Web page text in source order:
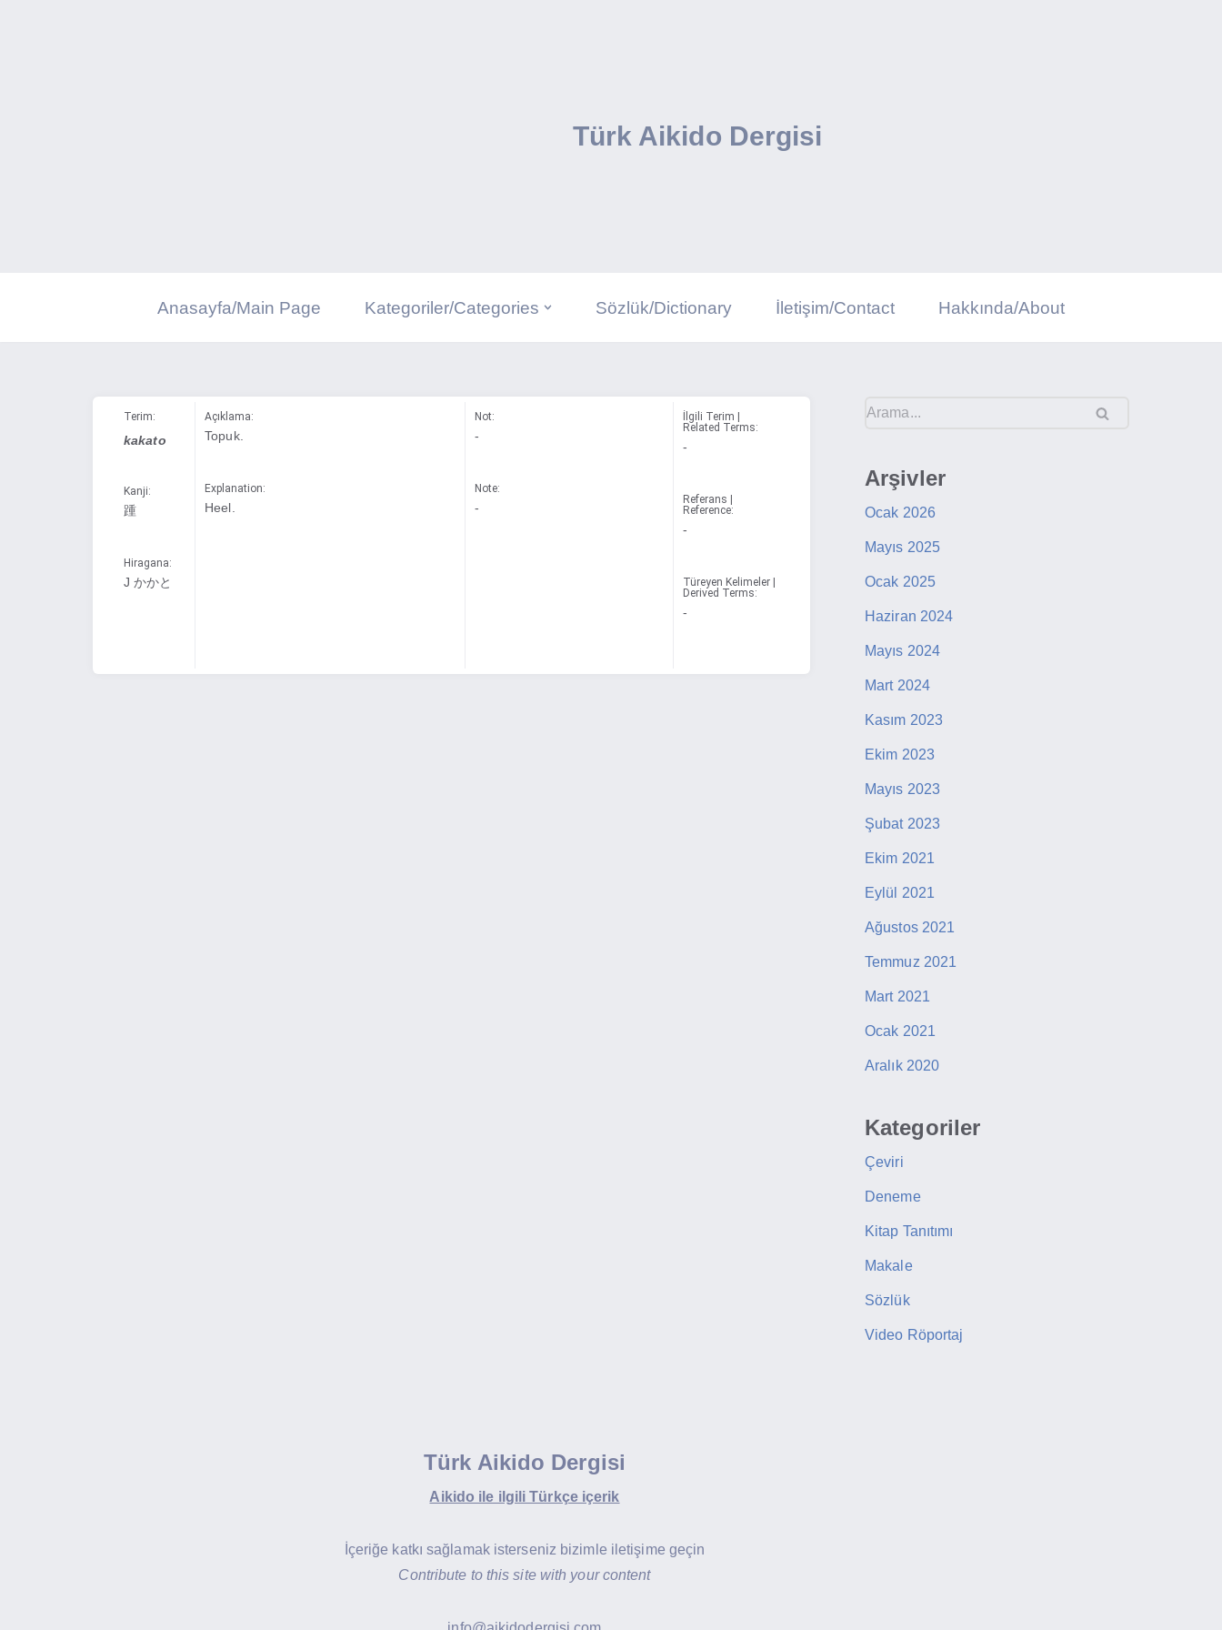
Türk Aikido Dergisi
Anasayfa/Main Page Kategoriler/Categories Sözlük/Dictionary İletişim/Contact Hakkında/About
Terim:
kakato
Kanji:
踵
Hiragana:
J かかと
Açıklama:
Topuk.
Explanation:
Heel.
Not:
-
Note:
-
İlgili Terim |
Related Terms:
-
Referans |
Reference:
-
Türeyen Kelimeler |
Derived Terms:
-
Arşivler
Ocak 2026
Mayıs 2025
Ocak 2025
Haziran 2024
Mayıs 2024
Mart 2024
Kasım 2023
Ekim 2023
Mayıs 2023
Şubat 2023
Ekim 2021
Eylül 2021
Ağustos 2021
Temmuz 2021
Mart 2021
Ocak 2021
Aralık 2020
Kategoriler
Çeviri
Deneme
Kitap Tanıtımı
Makale
Sözlük
Video Röportaj
Türk Aikido Dergisi
Aikido ile ilgili Türkçe içerik
İçeriğe katkı sağlamak isterseniz bizimle iletişime geçin
Contribute to this site with your content